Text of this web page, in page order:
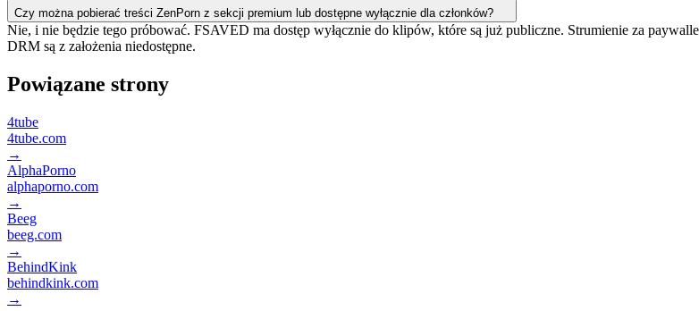
Czy można pobierać treści ZenPorn z sekcji premium lub dostępne wyłącznie dla członków?
Nie, i nie będzie tego próbować. FSAVED ma dostęp wyłącznie do klipów, które są już publiczne. Strumienie za
DRM są z założenia niedostępne.
Powiązane strony
4tube
4tube.com
→
AlphaPorno
alphaporno.com
→
Beeg
beeg.com
→
BehindKink
behindkink.com
→